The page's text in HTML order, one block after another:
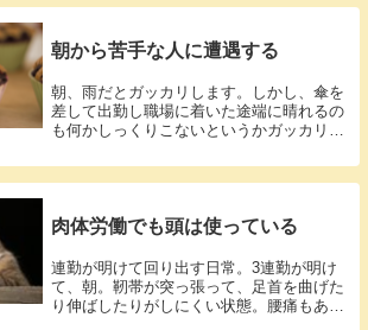
朝から苦手な人に遭遇する
朝、雨だとガッカリします。しかし、傘を
差して出勤し職場に着いた途端に晴れるの
も何かしっくりこないというかガッカリ感
肉体労働でも頭は使っている
連勤が明けて回り出す日常。3連勤が明け
て、朝。靭帯が突っ張って、足首を曲げた
り伸ばしたりがしにくい状態。腰痛もあっ